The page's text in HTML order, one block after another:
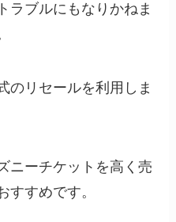
ラブルにもなりかねま
のリセールを利用しま
ニーチケットを高く売
すすめです。